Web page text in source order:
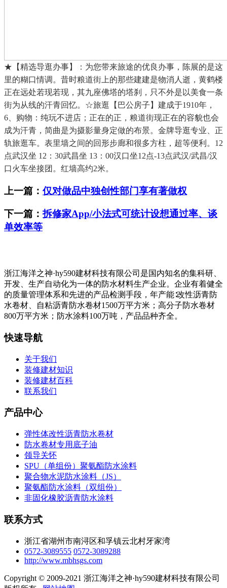
★【精选导逛办事】：为您带来旅途的优良办事，陈展的是这
里的糊口情调。昔时粮道街上的那些建建是物消人逝，黄鹤楼
正在远处若现若现，其九座佛塔的塔刹，只不外是以美食一条
街为从线的汗青回忆。☆旅逛【巴公房子】建成于1910年，
6、购物：纯玩不进店；正在的正，粮道街现正在的容貌也会
成为汗青，简曲是为摄影量身定做的布景。金牌导逛专业、正
轨旅逛车。表里墙之间的回形步廊和很多方柱，超等便利。12
点武汉坐 12：30武昌坐 13：00汉口坐12点-13点武汉/武昌/汉
口火车坐接团。红墙高约2米。
上一篇： 仅对做品中独创性部门享有著做权
下一篇：拆修家App/小法式可统计设想通过率、谈
单效率等
浙江海洋之神·hy590建材科技有限公司是国内知名的集科研、
开发、生产自动化为一体的防水材料生产企业。企业有着健全
的质量管理体系和先进的产品检测手段，年产能∶改性沥青防
水卷材、自粘沥青防水卷材1500万平方米；高分子防水卷材
800万平方米；防水涂料100万吨，产品品种齐全。
快速导航
关于我们
装修建材知识
装修建材百科
联系我们
产品中心
弹性体改性沥青防水卷材
防水卷材专用底子油
领导关怀
SPU（单组份）聚氨酯防水涂料
聚合物水泥防水涂料（JS）
聚氨酯防水涂料（双组份）
非固化橡胶沥青防水涂料
联系方式
浙江省湖州市南浔区和孚镇云北村牙家湾
0572-3089555 0572-3089288
http://www.mbhsgs.com
Copyright © 2009-2021 浙江海洋之神·hy590建材科技有限公司